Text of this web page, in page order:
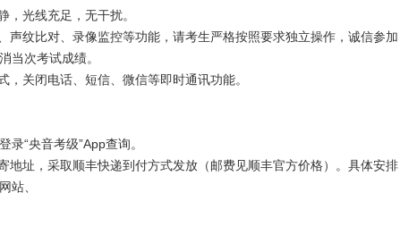
，光线充足，无干扰。
声纹比对、录像监控等功能，请考生严格按照要求独立操作，诚信参加
当次考试成绩。
关闭电话、短信、微信等即时通讯功能。
“央音考级”App查询。
地址，采取顺丰快递到付方式发放（邮费见顺丰官方价格）。具体安排
站、